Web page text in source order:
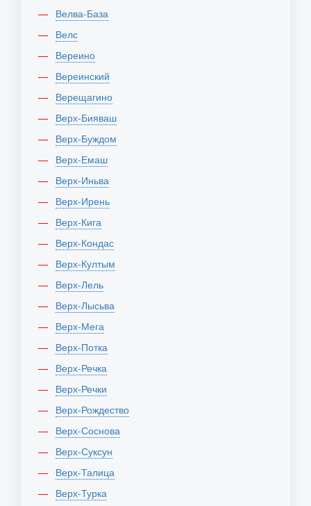
Велва-База
Велс
Вереино
Вереинский
Верещагино
Верх-Бияваш
Верх-Буждом
Верх-Емаш
Верх-Иньва
Верх-Ирень
Верх-Кига
Верх-Кондас
Верх-Култым
Верх-Лель
Верх-Лысьва
Верх-Мега
Верх-Потка
Верх-Речка
Верх-Речки
Верх-Рождество
Верх-Соснова
Верх-Суксун
Верх-Талица
Верх-Турка